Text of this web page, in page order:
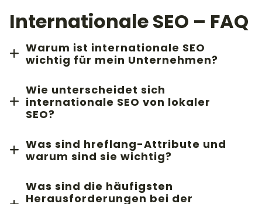
Internationale SEO – FAQ
Warum ist internationale SEO
wichtig für mein Unternehmen?
erweitern, neue Märkte erschließen und Ihre
Wettbewerbsfähigkeit auf globaler Ebene erhöhen.
Suchergebnissen verschiedener Länder, erhöht den
Traffic und stärkt die Kundenbindung durch lokalisierte
Wie unterscheidet sich
internationale SEO von lokaler
SEO?
Website für geografisch begrenzte Zielgruppen,
während internationale SEO auf die Anpassung an
verschiedene Länder und Sprachen abzielt. Dies
umfasst unterschiedliche Keywords, kulturelle
Was sind hreflang-Attribute und
warum sind sie wichtig?
Suchmaschinen darüber informieren, welche Sprach-
Was sind die häufigsten
Herausforderungen bei der